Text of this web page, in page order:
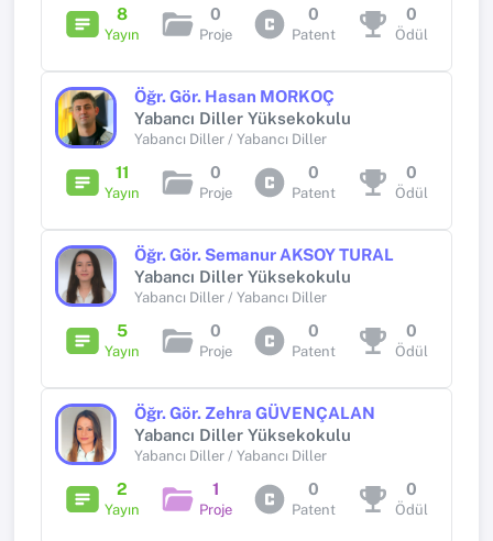
8
Yayın
0
Proje
0
Patent
0
Ödül
Öğr. Gör. Hasan MORKOÇ
Yabancı Diller Yüksekokulu
Yabancı Diller / Yabancı Diller
11
Yayın
0
Proje
0
Patent
0
Ödül
Öğr. Gör. Semanur AKSOY TURAL
Yabancı Diller Yüksekokulu
Yabancı Diller / Yabancı Diller
5
Yayın
0
Proje
0
Patent
0
Ödül
Öğr. Gör. Zehra GÜVENÇALAN
Yabancı Diller Yüksekokulu
Yabancı Diller / Yabancı Diller
2
Yayın
1
Proje
0
Patent
0
Ödül